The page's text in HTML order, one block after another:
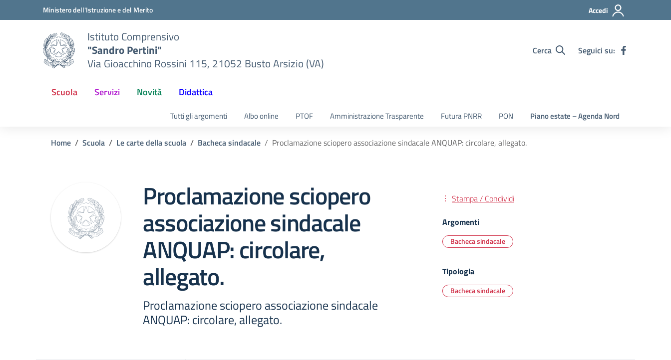
Vai ai contenuti
Vai al menu di navigazioneMinistero dell'Istruzione e del Merito Accedi
Istituto Comprensivo
"Sandro Pertini"
Via Gioacchino Rossini 115, 21052 Busto Arsizio (VA)
Cerca Seguici su:
Scuola Servizi Novità Didattica
Tutti gli argomenti Albo online PTOF Amministrazione Trasparente Futura PNRR PON Piano estate – Agenda Nord
Home Scuola Le carte della scuola Bacheca sindacale Proclamazione sciopero associazione sindacale ANQUAP: circolare, allegato.
Proclamazione sciopero
associazione sindacale
ANQUAP: circolare,
allegato.
Proclamazione sciopero associazione sindacale
ANQUAP: circolare, allegato.
Stampa / Condividi
Argomenti
Bacheca sindacale
Tipologia
Bacheca sindacale